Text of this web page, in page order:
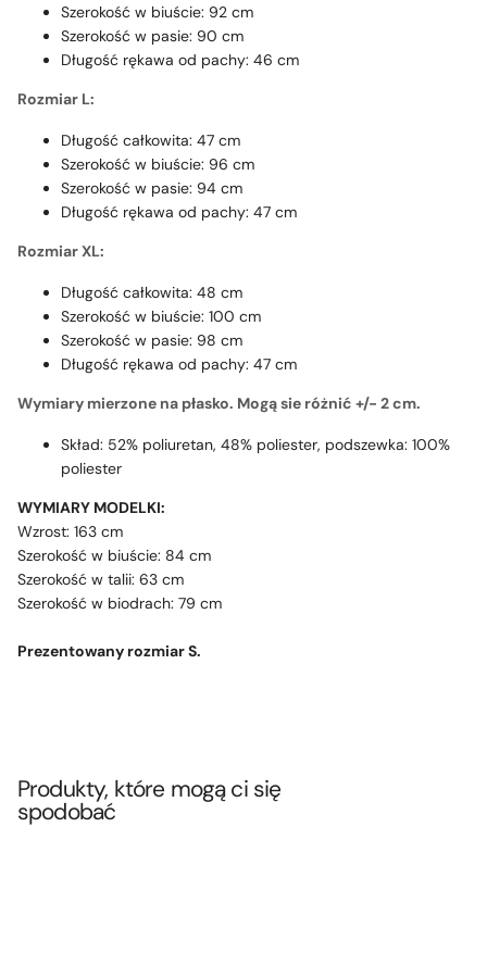
Szerokość w biuście: 92 cm
Szerokość w pasie: 90 cm
Długość rękawa od pachy: 46 cm
Rozmiar L:
Długość całkowita: 47 cm
Szerokość w biuście: 96 cm
Szerokość w pasie: 94 cm
Długość rękawa od pachy: 47 cm
RozmiarXL:
Długość całkowita: 48 cm
Szerokość w biuście: 100 cm
Szerokość w pasie: 98 cm
Długość rękawa od pachy: 47 cm
Wymiary mierzone na płasko. Mogą sie różnić +/- 2 cm.
Skład: 52% poliuretan, 48% poliester, podszewka: 100%
poliester
WYMIARY MODELKI:
Wzrost: 163 cm
Szerokość w biuście: 84 cm
Szerokość w talii: 63 cm
Szerokość w biodrach: 79 cm
Prezentowany rozmiar S.
Produkty, które mogą ci się
spodobać